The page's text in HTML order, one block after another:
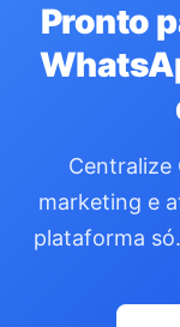
Pronto
Centralize
marketing e
plataforma